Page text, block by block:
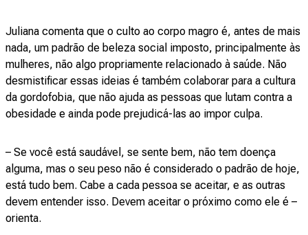
Juliana comenta que o culto ao corpo magro é, antes de mais
nada, um padrão de beleza social imposto, principalmente às
mulheres, não algo propriamente relacionado à saúde. Não
desmistificar essas ideias é também colaborar para a cultura
da gordofobia, que não ajuda as pessoas que lutam contra a
obesidade e ainda pode prejudicá-las ao impor culpa.
– Se você está saudável, se sente bem, não tem doença
alguma, mas o seu peso não é considerado o padrão de hoje,
está tudo bem. Cabe a cada pessoa se aceitar, e as outras
devem entender isso. Devem aceitar o próximo como ele é –
orienta.